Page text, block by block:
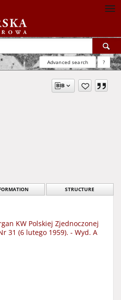
Advanced search ?
STRUCTURE
KW Polskiej Zjednoczonej
31 (6 lutego 1959). - Wyd. A